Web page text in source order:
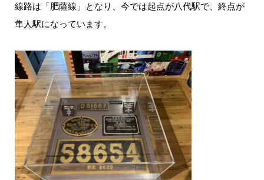
線路は「肥薩線」となり、今では起点が八代駅で、終点が
隼人駅になっています。